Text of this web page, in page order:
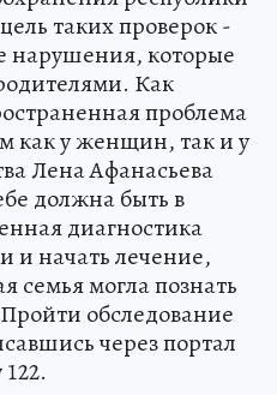
таких проверок -
нарушения, которые
Как
проблема
как у женщин, так и у
Лена Афанасьева
должна быть в
диагностика
и начать лечение,
семья могла познать
обследование
через портал